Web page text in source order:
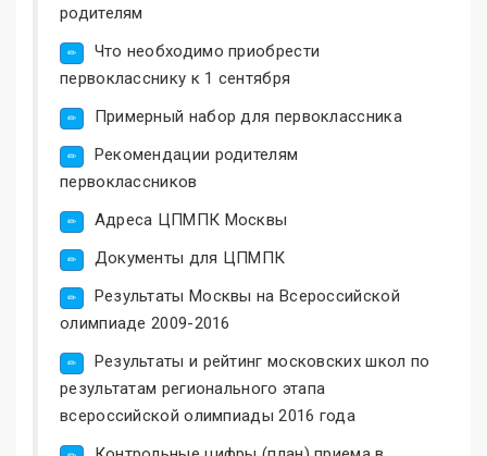
родителям
Что необходимо приобрести
первокласснику к 1 сентября
Примерный набор для первоклассника
Рекомендации родителям
первоклассников
Адреса ЦПМПК Москвы
Документы для ЦПМПК
Результаты Москвы на Всероссийской
олимпиаде 2009-2016
Результаты и рейтинг московских школ по
результатам регионального этапа
всероссийской олимпиады 2016 года